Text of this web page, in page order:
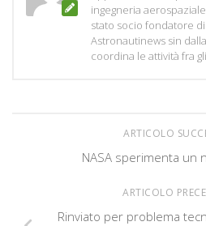
ingegneria
stato socio fondatore
Astronautinews sin
coordina le attività fra
ARTICOLO
NASA sperimenta un
ARTICOLO
Rinviato per problema